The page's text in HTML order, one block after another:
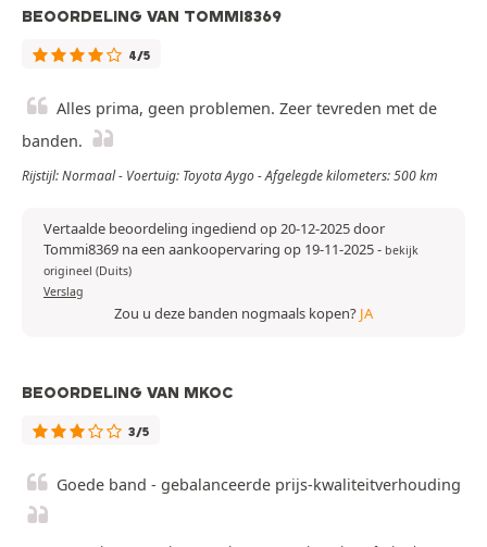
BEOORDELING VAN TOMMI8369
4/5
Alles prima, geen problemen. Zeer tevreden met de
banden.
Rijstijl: Normaal - Voertuig: Toyota Aygo - Afgelegde kilometers: 500 km
Vertaalde beoordeling ingediend op 20-12-2025 door
Tommi8369 na een aankoopervaring op 19-11-2025- bekijk
origineel (Duits)
Verslag
Zou u deze banden nogmaals kopen? JA
BEOORDELING VAN MKOC
3/5
Goede band - gebalanceerde prijs-kwaliteitverhouding